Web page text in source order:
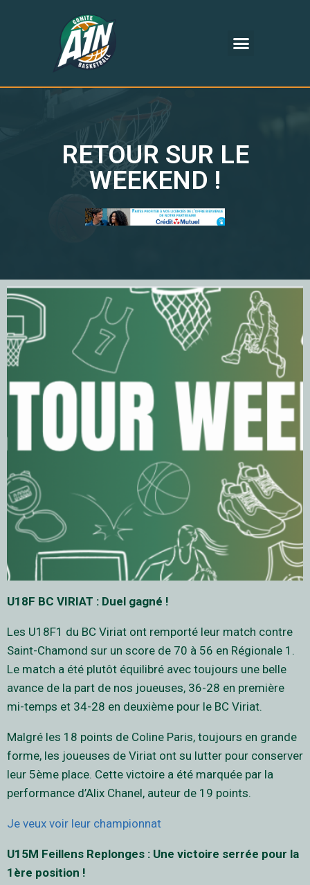
RETOUR SUR LE
WEEKEND !
U18F BC VIRIAT : Duel gagné !
Les U18F1 du BC Viriat ont remporté leur match contre
Saint-Chamond sur un score de 70 à 56 en Régionale 1.
Le match a été plutôt équilibré avec toujours une belle
avance de la part de nos joueuses, 36-28 en première
mi-temps et 34-28 en deuxième pour le BC Viriat.
Malgré les 18 points de Coline Paris, toujours en grande
forme, les joueuses de Viriat ont su lutter pour conserver
leur 5ème place. Cette victoire a été marquée par la
performance d’Alix Chanel, auteur de 19 points.
Je veux voir leur championnat
U15M Feillens Replonges : Une victoire serrée pour la
1ère position !